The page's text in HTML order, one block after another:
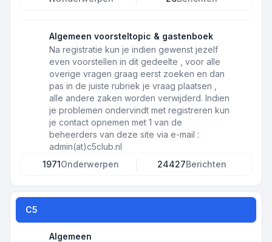
Algemeen voorsteltopic & gastenboek
Na registratie kun je indien gewenst jezelf
even voorstellen in dit gedeelte , voor alle
overige vragen graag eerst zoeken en dan
pas in de juiste rubriek je vraag plaatsen ,
alle andere zaken worden verwijderd. Indien
je problemen ondervindt met registreren kun
je contact opnemen met 1 van de
beheerders van deze site via e-mail :
admin(at)c5club.nl
1971Onderwerpen 24427Berichten
C5
Algemeen